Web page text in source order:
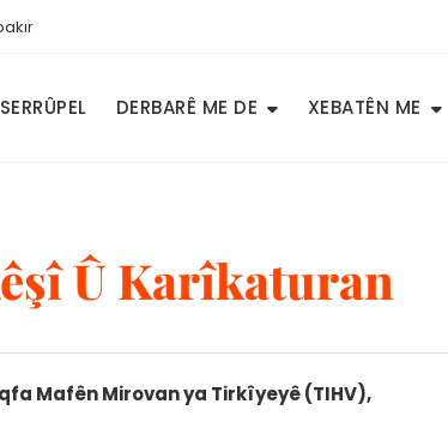
SERRÛPEL DERBARÊ ME DE XEBATÊN ME
Û Karîkaturan
Mafên Mirovan ya Tirkîyeyê (TIHV),